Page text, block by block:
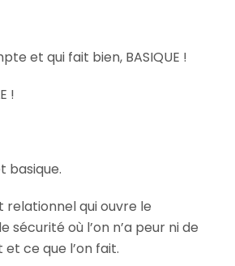
et qui fait bien, BASIQUE !
!
basique.
qui ouvre le
où l’on n’a peur ni de
et ce que l’on fait.